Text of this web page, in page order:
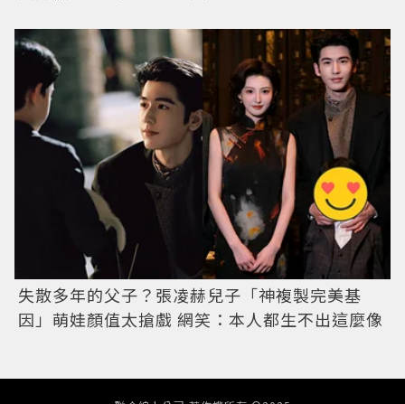
失散多年的父子？張凌赫兒子「神複製完美基
因」萌娃顏值太搶戲 網笑：本人都生不出這麼像